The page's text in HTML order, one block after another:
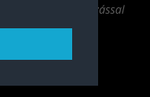
aktív hivatkozással